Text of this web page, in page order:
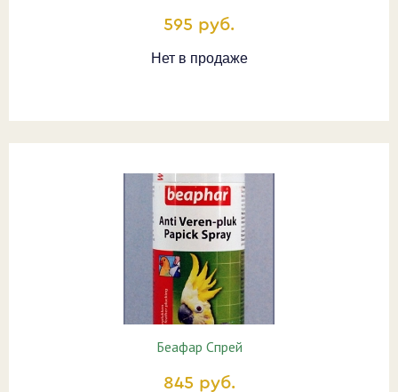
595 руб.
Нет в продаже
Беафар Спрей
845 руб.